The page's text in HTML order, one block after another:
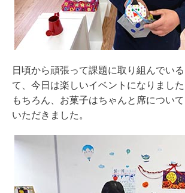
日頃から頑張って課題に取り組んでい
て、今日は楽しいイベントになりました
もちろん、お菓子はちゃんと席につい
いただきました。